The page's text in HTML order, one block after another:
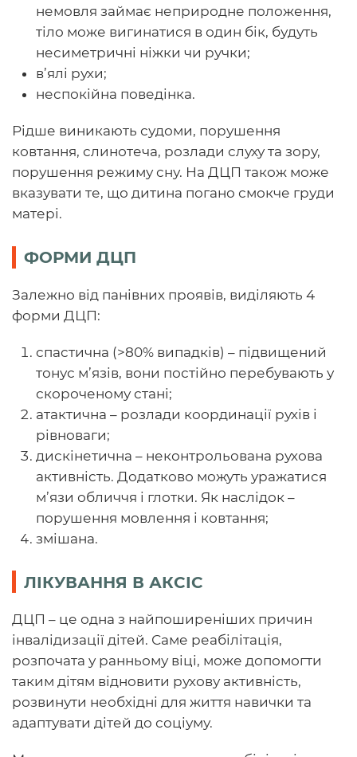
немовля займає неприродне положення,
тіло може вигинатися в один бік, будуть
несиметричні ніжки чи ручки;
в’ялі рухи;
неспокійна поведінка.
Рідше виникають судоми, порушення
ковтання, слинотеча, розлади слуху та зору,
порушення режиму сну. На ДЦП також може
вказувати те, що дитина погано смокче груди
матері.
ФОРМИ ДЦП
Залежно від панівних проявів, виділяють 4
форми ДЦП:
спастична (>80% випадків) – підвищений
тонус м’язів, вони постійно перебувають у
скороченому стані;
атактична – розлади координації рухів і
рівноваги;
дискінетична – неконтрольована рухова
активність. Додатково можуть уражатися
м’язи обличчя і глотки. Як наслідок –
порушення мовлення і ковтання;
змішана.
ЛІКУВАННЯ В АКСІС
ДЦП – це одна з найпоширеніших причин
інвалідизації дітей. Саме реабілітація,
розпочата у ранньому віці, може допомогти
таким дітям відновити рухову активність,
розвинути необхідні для життя навички та
адаптувати дітей до соціуму.